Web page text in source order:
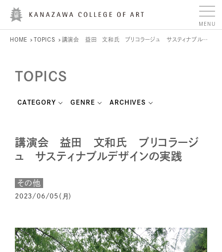
HOME TOPICS 講演会 益田 文和氏 ブリコラージュ サスティナブルデザインの実践
TOPICS
CATEGORY GENRE ARCHIVES
講演会 益田 文和氏 ブリコラージ
ュ サスティナブルデザインの実践
その他
2023/06/05（月）